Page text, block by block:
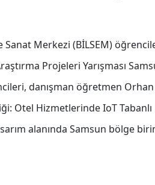
Sanat Merkezi (BİLSEM)
Projeleri Yarışması
danışman öğretmen Orhan
Otel Hizmetlerinde IoT
alanında Samsun bölge